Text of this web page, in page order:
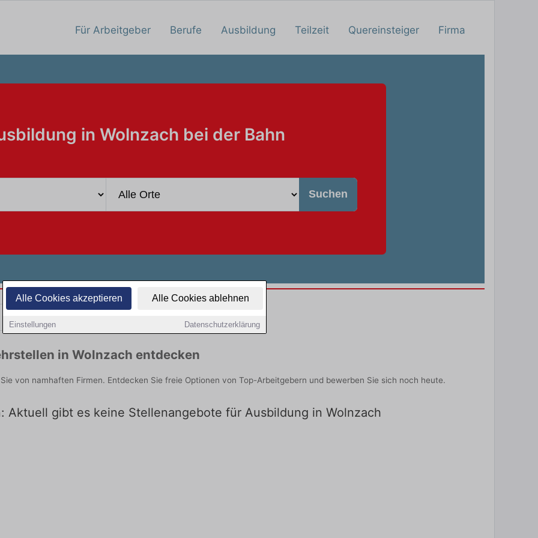
Alle Cookies akzeptieren Alle Cookies ablehnen
Einstellungen Datenschutzerklärung
Für Arbeitgeber Berufe Ausbildung Teilzeit Quereinsteiger Firma
in Wolnzach bei der Bahn
Suchen
in Wolnzach entdecken
von namhaften Firmen. Entdecken Sie freie Optionen von Top-Arbeitgebern und bewerben Sie sich noch heute.
Aktuell gibt es keine Stellenangebote für Ausbildung in Wolnzach